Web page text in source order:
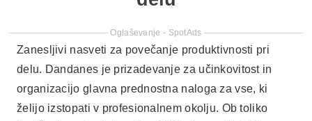
Oglaševanje - SpotAds
Zanesljivi nasveti za povečanje produktivnosti pri
delu. Dandanes je prizadevanje za učinkovitost in
organizacijo glavna prednostna naloga za vse, ki
želijo izstopati v profesionalnem okolju. Ob toliko